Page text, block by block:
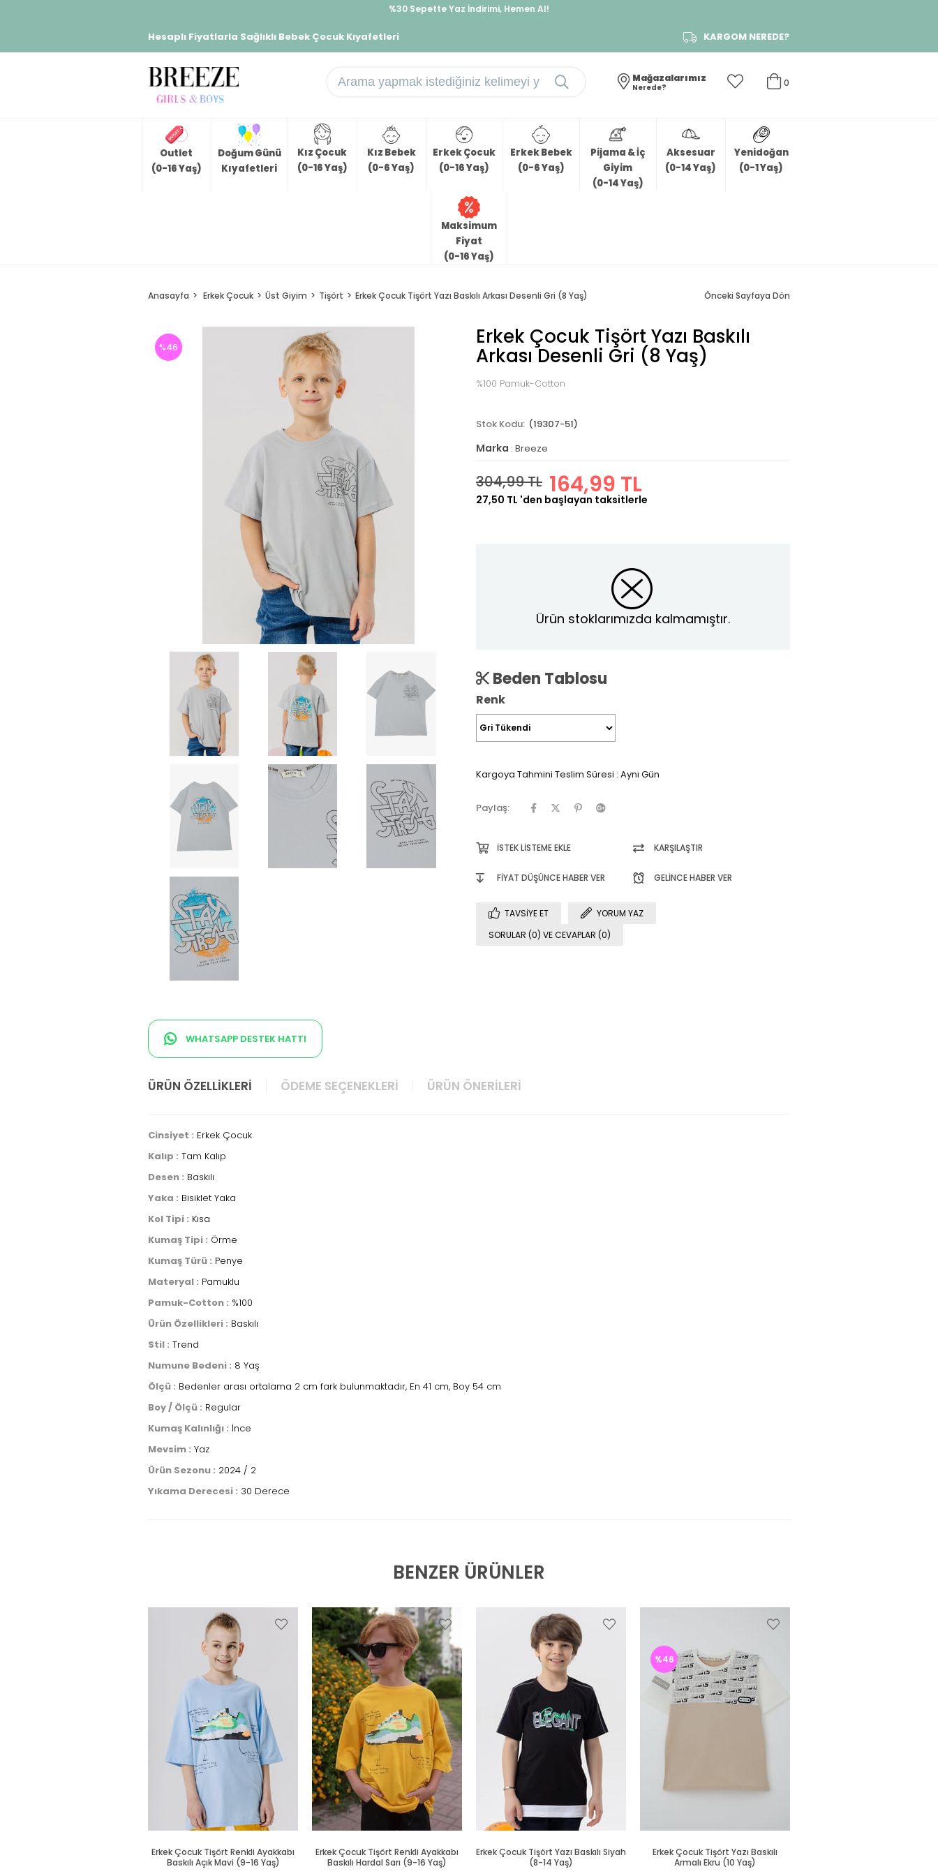
İndirimlere ek %10 İndirimi Kap, Hemen Üye Ol!
Hesaplı Fiyatlarla Sağlıklı Bebek Çocuk Kıyafetleri KARGOM NEREDE?
0
Mağazalarımız
Nerede?
Outlet
(0-16 Yaş)
Doğum Günü
Kıyafetleri
Kız Çocuk
(0-16 Yaş)
Kız Bebek
(0-6 Yaş)
Erkek Çocuk
(0-16 Yaş)
Erkek Bebek
(0-6 Yaş)
Pijama & İç
Giyim
(0-14 Yaş)
Aksesuar
(0-14 Yaş)
Yenidoğan
(0-1 Yaş)
Maksimum
Fiyat
(0-16 Yaş)
Anasayfa Erkek Çocuk Üst Giyim Tişört Erkek Çocuk Tişört Yazı Baskılı Arkası Desenli Gri (8 Yaş) Önceki Sayfaya Dön
%46
WHATSAPP DESTEK HATTI
Erkek Çocuk Tişört Yazı Baskılı
Arkası Desenli Gri (8 Yaş)
%100 Pamuk-Cotton
(19307-51)
Marka : Breeze
304,99 TL 164,99 TL
27,50 TL 'den başlayan taksitlerle
Ürün stoklarımızda kalmamıştır.
Beden Tablosu
Renk
Kargoya Tahmini Teslim Süresi : Aynı Gün
Paylaş:
İSTEK LISTEME EKLE KARŞILAŞTIR
FIYAT DÜŞÜNCE HABER VER GELINCE HABER VER
TAVSIYE ET
YORUM YAZ
SORULAR (0) VE CEVAPLAR (0)
ÜRÜN ÖZELLIKLERI ÖDEME SEÇENEKLERI ÜRÜN ÖNERILERI
Cinsiyet : Erkek Çocuk
Kalıp : Tam Kalıp
Desen : Baskılı
Yaka : Bisiklet Yaka
Kol Tipi : Kısa
Kumaş Tipi : Örme
Kumaş Türü : Penye
Materyal : Pamuklu
Pamuk-Cotton : %100
Ürün Özellikleri : Baskılı
Stil : Trend
Numune Bedeni : 8 Yaş
Ölçü : Bedenler arası ortalama 2 cm fark bulunmaktadır, En 41 cm, Boy 54 cm
Boy / Ölçü : Regular
Kumaş Kalınlığı : İnce
Mevsim : Yaz
Ürün Sezonu : 2024 / 2
Yıkama Derecesi : 30 Derece
BENZER ÜRÜNLER
Erkek Çocuk Tişört Renkli Ayakkabı
Baskılı Açık Mavi (9-16 Yaş)
Erkek Çocuk Tişört Renkli Ayakkabı
Baskılı Hardal Sarı (9-16 Yaş)
Erkek Çocuk Tişört Yazı Baskılı Siyah
(8-14 Yaş)
Erkek Çocuk Tişört Yazı Baskılı
Armalı Ekru (10 Yaş)
%46